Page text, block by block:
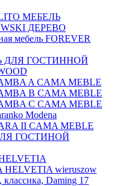
МЕБЕЛЬ
ДЕРЕВО
мебель FOREVER
ДЛЯ ГОСТИННОЙ
A CAMA MEBLE
B CAMA MEBLE
C CAMA MEBLE
Modena
II CAMA MEBLE
ГОСТИНОЙ
HELVETIA wieruszow
Daming 17